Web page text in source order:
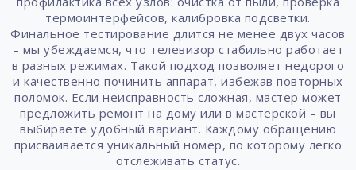
термоинтерфейсов, калибровка подсветки.
Финальное тестирование длится не менее двух часов
– мы убеждаемся, что телевизор стабильно работает
в разных режимах. Такой подход позволяет недорого
и качественно починить аппарат, избежав повторных
поломок. Если неисправность сложная, мастер может
предложить ремонт на дому или в мастерской – вы
выбираете удобный вариант. Каждому обращению
присваивается уникальный номер, по которому легко
отслеживать статус.